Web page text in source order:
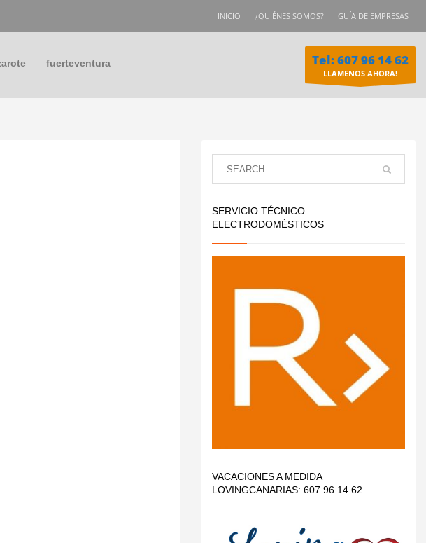
INICIO ¿QUIÉNES SOMOS? GUÍA DE EMPRESAS
fuerteventura Tel: 607 96 14 62
LLAMENOS AHORA!
SERVICIO TÉCNICO
ELECTRODOMÉSTICOS
VACACIONES A MEDIDA
LOVINGCANARIAS: 607 96 14 62